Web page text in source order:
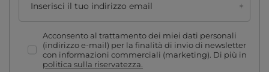
Inserisci il tuo indirizzo email
Acconsento al trattamento dei miei dati personali
(indirizzo e-mail) per la finalità di invio di newsletter
con informazioni commerciali (marketing). Di più in
politica sulla riservatezza.